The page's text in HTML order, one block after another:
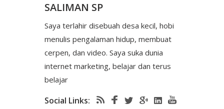
SALIMAN SP
Saya terlahir disebuah desa kecil, hobi
menulis pengalaman hidup, membuat
cerpen, dan video. Saya suka dunia
internet marketing, belajar dan terus
belajar
Social Links: